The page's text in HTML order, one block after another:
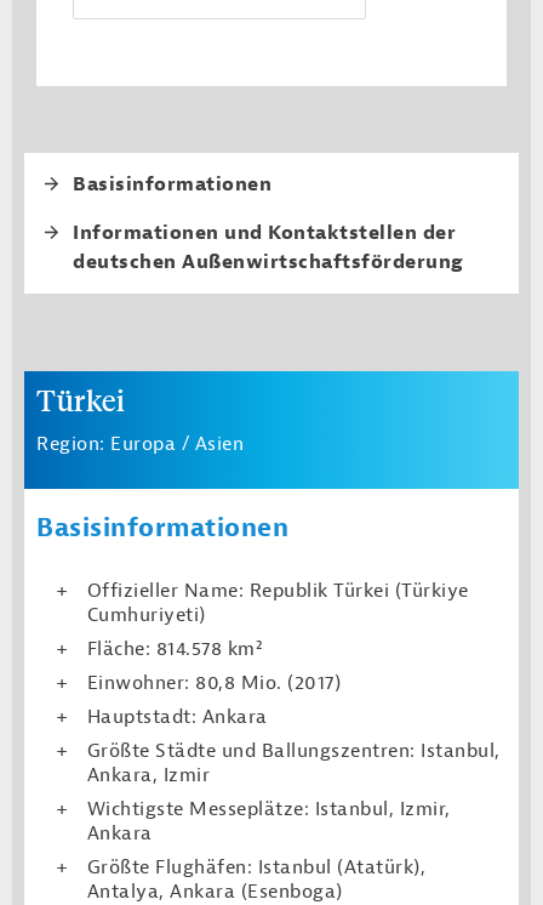
Basisinformationen
Informationen und Kontaktstellen der
deutschen Außenwirtschaftsförderung
Türkei
Region: Europa / Asien
Basisinformationen
Offizieller Name: Republik Türkei (Türkiye
Cumhuriyeti)
Fläche: 814.578 km²
Einwohner: 80,8 Mio. (2017)
Hauptstadt: Ankara
Größte Städte und Ballungszentren: Istanbul,
Ankara, Izmir
Wichtigste Messeplätze: Istanbul, Izmir,
Ankara
Größte Flughäfen: Istanbul (Atatürk),
Antalya, Ankara (Esenboga)